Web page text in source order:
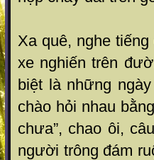
Xa quê, nghe
xe nghiến trên
biệt là những
chào hỏi nhau
chưa”, chao ôi,
người trông đám